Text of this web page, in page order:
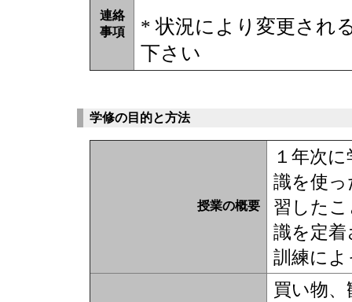
連絡
事項
* 状況により変更され
下さい
学修の目的と方法
授業の概要
１年次
識を使
習した
識を定着
訓練に
買い物